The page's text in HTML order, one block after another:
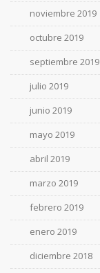
noviembre 2019
octubre 2019
septiembre 2019
julio 2019
junio 2019
mayo 2019
abril 2019
marzo 2019
febrero 2019
enero 2019
diciembre 2018